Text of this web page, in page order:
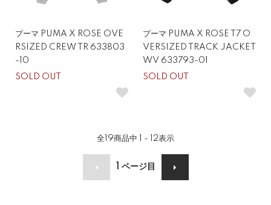
プーマ PUMA X ROSE OVE
RSIZED CREW TR 633803
-10
SOLD OUT
プーマ PUMA X ROSE T7 O
VERSIZED TRACK JACKET
WV 633793-01
SOLD OUT
全 19商品中 1 - 12表示
ページ目